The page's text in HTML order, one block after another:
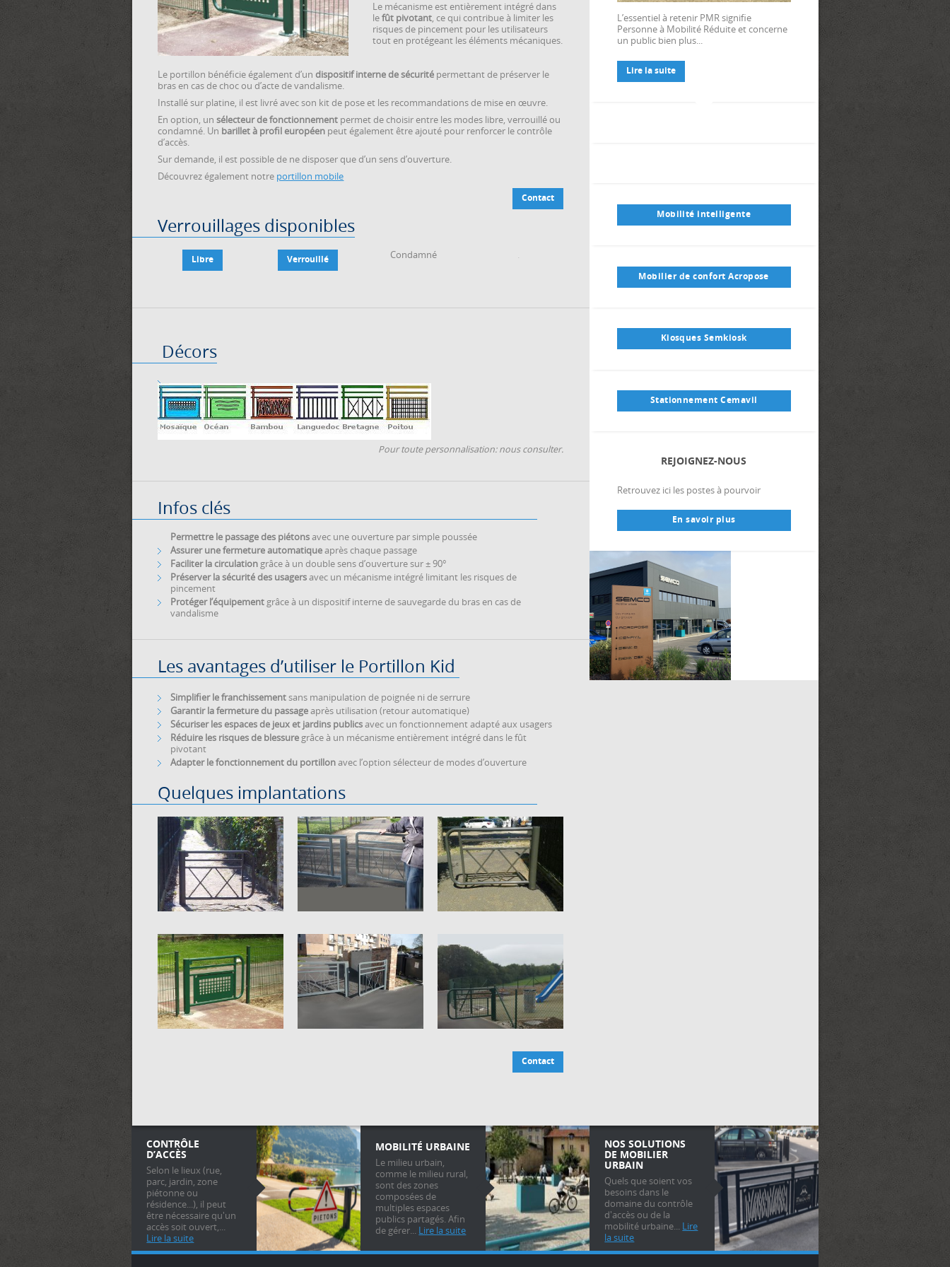
Clous podotactiles
Dalles podotactiles
Bande de guidage PMR
Gabarits fixes
Potelets et bornes
Acropose mobilier urbain​
Kiosque commercial
Le mécanisme est entièrement intégré dans
lefût pivotant, ce qui contribue à limiter les
risques de pincement pour les utilisateurs
tout en protégeant les éléments mécaniques.
Le portillon bénéficie également d’undispositif interne de sécurité permettant de préserver le
bras en cas de choc ou d’acte de vandalisme.
Installé sur platine, il est livré avec son kit de pose et les recommandations de mise en œuvre.
En option, unsélecteur de fonctionnement permet de choisir entre les modes libre, verrouillé ou
condamné. Un barillet à profil européen peut également être ajouté pour renforcer le contrôle
d’accès.
Sur demande, il est possible de ne disposer que d’un sens d’ouverture.
Découvrez également notre portillon mobile
Contact
Verrouillages disponibles
Libre Verrouillé Condamné .
Décors
Pour toute personnalisation: nous consulter.
Infos clés
Permettre le passage des piétonsavec une ouverture par simple poussée
Assurer une fermeture automatiqueaprès chaque passage
Faciliter la circulationgrâce à un double sens d’ouverture sur ± 90°
Préserver la sécurité des usagersavec un mécanisme intégré limitant les risques de
pincement
Protéger l’équipementgrâce à un dispositif interne de sauvegarde du bras en cas de
vandalisme
Les avantages d’utiliser le Portillon Kid
Simplifier le franchissementsans manipulation de poignée ni de serrure
Garantir la fermeture du passageaprès utilisation (retour automatique)
Sécuriser les espaces de jeux et jardins publicsavec un fonctionnement adapté aux usagers
Réduire les risques de blessuregrâce à un mécanisme entièrement intégré dans le fût
pivotant
Adapter le fonctionnement du portillonavec l’option sélecteur de modes d’ouverture
Quelques implantations
Contact
L’essentiel à retenir PMR signifie
Personne à Mobilité Réduite et concerne
un public bien plus...
Lire la suite
Mobilité intelligente
Mobilier de confort Acropose
Kiosques Semkiosk
Stationnement Cemavil
REJOIGNEZ-NOUS
Retrouvez ici les postes à pourvoir
En savoir plus
CONTRÔLE
D’ACCÈS
Selon le lieux (rue,
parc, jardin, zone
piétonne ou
résidence...), il peut
être nécessaire qu'un
accès soit ouvert,...
Lire la suite
MOBILITÉ URBAINE
Le milieu urbain,
comme le milieu rural,
sont des zones
composées de
multiples espaces
publics partagés. Afin
de gérer... Lire la suite
NOS SOLUTIONS
DE MOBILIER
URBAIN
Quels que soient vos
besoins dans le
domaine du contrôle
d'accès ou de la
mobilité urbaine... Lire
la suite